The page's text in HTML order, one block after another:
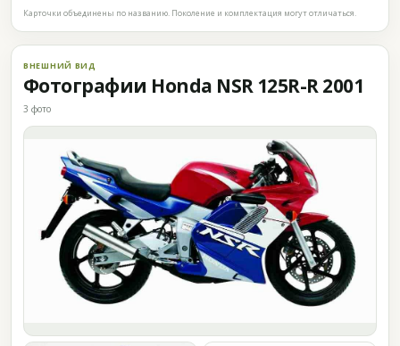
Карточки объединены по названию. Поколение и комплектация могут отличаться.
ВНЕШНИЙ ВИД
Фотографии Honda NSR 125R-R 2001
3 фото